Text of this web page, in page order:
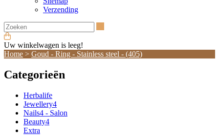
Verzending
Uw winkelwagen is leeg!
Home > Goud - Ring - Stainless steel - (405)
Categorieën
Herbalife
Jewellery4
Nails4 - Salon
Beauty4
Extra